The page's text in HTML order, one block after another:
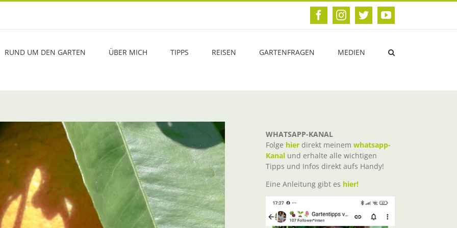
FacebookInstagram
TwitterYouTube
RUND UM DEN GARTEN ÜBER MICH TIPPS REISEN GARTENFRAGEN MEDIEN
WHATSAPP-KANAL
Folge hier direkt meinem whatsapp-
Kanal und erhalte alle wichtigen
Tipps und Infos direkt aufs Handy!
Eine Anleitung gibt es hier!